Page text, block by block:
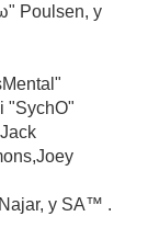
Poulsen, y
"SychO"
y SA™ .